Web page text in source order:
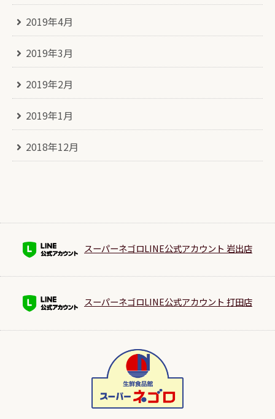
2019年4月
2019年3月
2019年2月
2019年1月
2018年12月
スーパーネゴロLINE公式アカウント 岩出店
スーパーネゴロLINE公式アカウント 打田店